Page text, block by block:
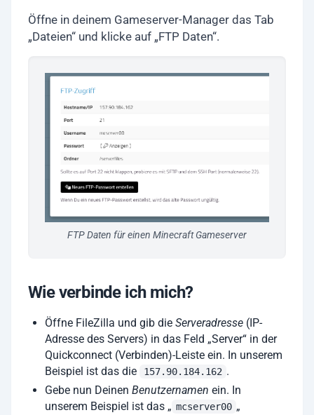
Öffne in deinem Gameserver-Manager das Tab
„Dateien“ und klicke auf „FTP Daten“.
FTP Daten für einen Minecraft Gameserver
Wie verbinde ich mich?
Öffne FileZilla und gib die Serveradresse (IP-
Adresse des Servers) in das Feld „Server“ in der
Quickconnect (Verbinden)-Leiste ein. In unserem
Beispiel ist das die
157.90.184.162 .
Gebe nun Deinen Benutzernamen ein. In
unserem Beispiel ist das „ mcserver00 „